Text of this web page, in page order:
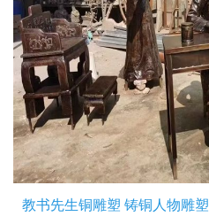
教书先生铜雕塑 铸铜人物雕塑